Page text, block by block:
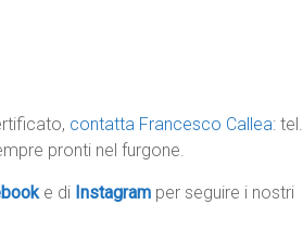
contatta Francesco Callea: tel.
pronti nel furgone.
e di Instagram per seguire i nostri